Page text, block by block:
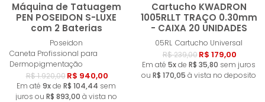
Máquina de Tatuagem
PEN POSEIDON S-LUXE
com 2 Baterias
Poseidon
Caneta Profissional para
Dermopigmentação
R$ 1.920,00 R$ 940,00
Em até 9xde R$ 104,44 sem
juros ou R$ 893,00 à vista no
Comprar
Cartucho KWADRON
1005RLLT TRAÇO 0.30mm
- CAIXA 20 UNIDADES
05RL Cartucho Universal
R$ 239,00 R$ 179,00
Em até 5xde R$ 35,80 sem juros
ou R$ 170,05 à vista no deposito